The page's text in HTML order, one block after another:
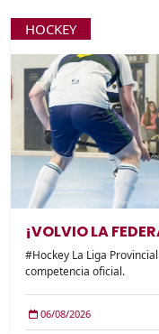
HOCKEY
¡VOLVIO LA
#Hockey La Liga
competencia oficial.
06/08/2026